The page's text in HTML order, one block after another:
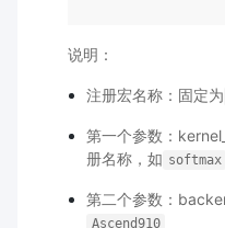
说明：
注册宏名称：固定为
第一个参数：
册名称，如 softmax
第二个参数：
Ascend910